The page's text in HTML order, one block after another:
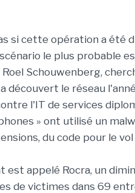
si cette opération a été
le plus probable
Schouwenberg,
découvert le réseau
l'IT de services
» ont utilisé un
du code pour le
est appelé Rocra, un
de victimes dans 69